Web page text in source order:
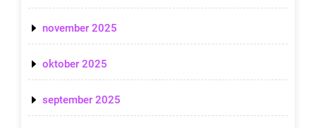
november 2025
oktober 2025
september 2025